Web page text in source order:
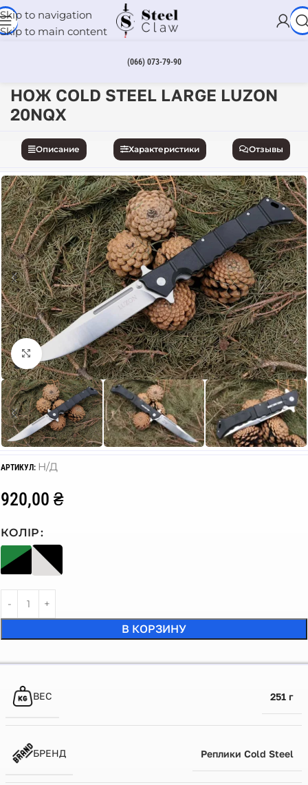
Skip to navigation
Skip to main content
(066) 073-79-90
НОЖ COLD STEEL LARGE LUZON
20NQX
Описание Характеристики Отзывы
Click to enlarge
АРТИКУЛ: Н/Д
920,00 ₴
КОЛІР
В КОРЗИНУ
ВЕС 251 г
БРЕНД Реплики Cold Steel